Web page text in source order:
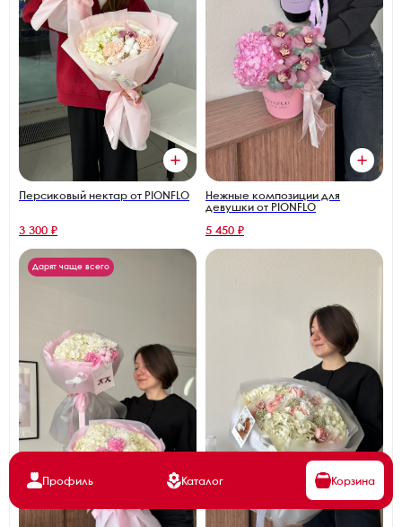
Персиковый нектар от PIONFLO
3 300 ₽
Нежные композиции для
девушки от PIONFLO
5 450 ₽
Дарят чаще всего
Профиль Каталог Корзина